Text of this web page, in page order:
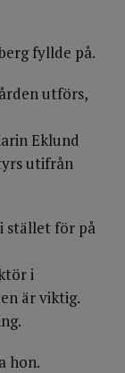
fyllde på.
utförs,
Eklund
utifrån
stället för på
i
är viktig.
hon.